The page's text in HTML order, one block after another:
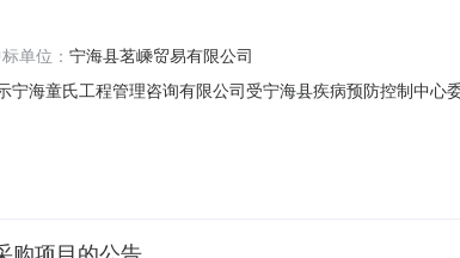
单位： 宁海县茗嵊贸易有限公司
海童氏工程管理咨询有限公司受宁海县疾病预防控制中心
中心宣传品等采购供应商入围项目1批宁波慧丞商贸有限公